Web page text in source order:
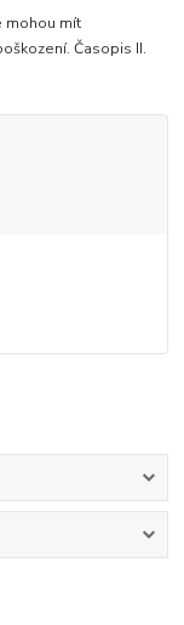
mohou mít
Časopis II.